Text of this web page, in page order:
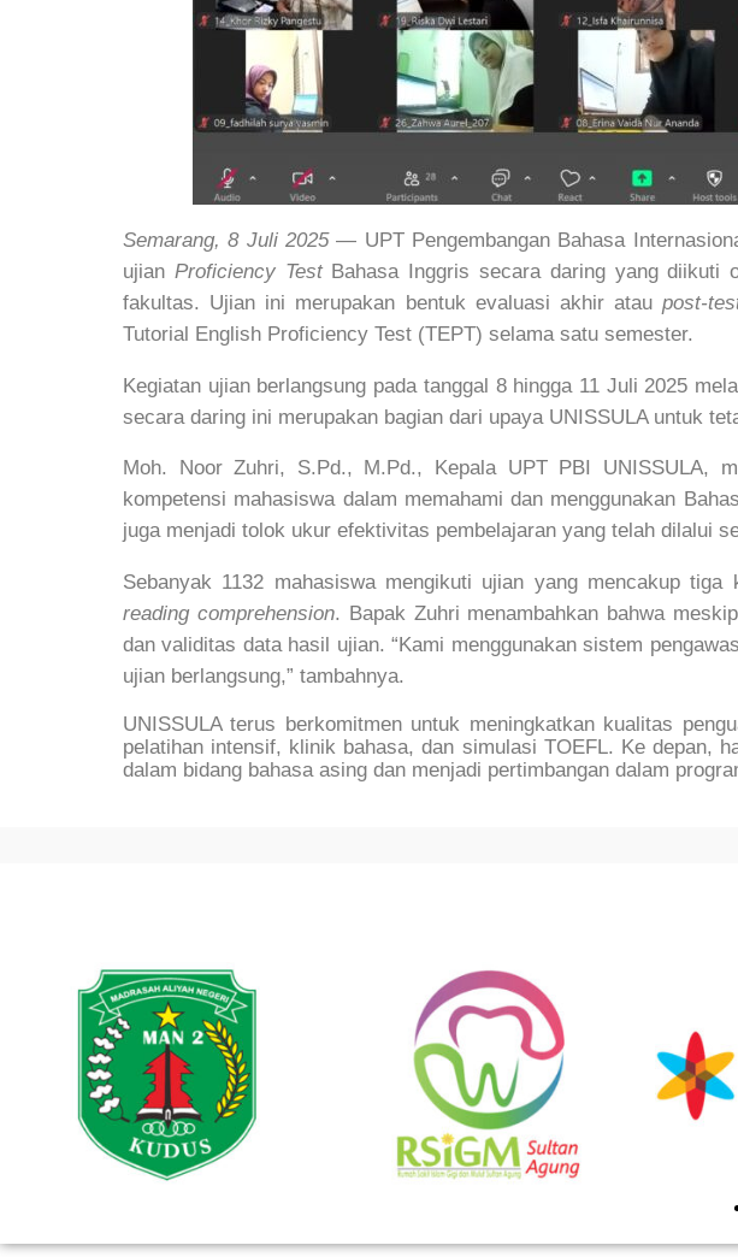
Semarang, 8 Juli 2025— UPT Pengembangan Bahasa
ujian Proficiency TestBahasa Inggris secara daring yang diikuti
fakultas. Ujian ini merupakan bentuk evaluasi akhir atau post-
Tutorial English Proficiency Test (TEPT) selama satu semester.
Kegiatan ujian berlangsung pada tanggal 8 hingga 11 Juli 2025
secara daring ini merupakan bagian dari upaya UNISSULA untuk
Moh. Noor Zuhri, S.Pd., M.Pd., Kepala UPT PBI UNISSULA,
kompetensi mahasiswa dalam memahami dan menggunakan
juga menjadi tolok ukur efektivitas pembelajaran yang telah dilalui
Sebanyak 1132 mahasiswa mengikuti ujian yang mencakup tiga
reading comprehension. Bapak Zuhri menambahkan bahwa
dan validitas data hasil ujian. “Kami menggunakan sistem
ujian berlangsung,” tambahnya.
UNISSULA terus berkomitmen untuk meningkatkan kualitas
pelatihan intensif, klinik bahasa, dan simulasi TOEFL. Ke depan,
dalam bidang bahasa asing dan menjadi pertimbangan dalam